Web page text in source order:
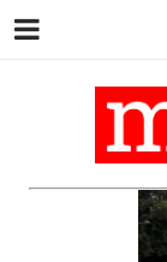
M